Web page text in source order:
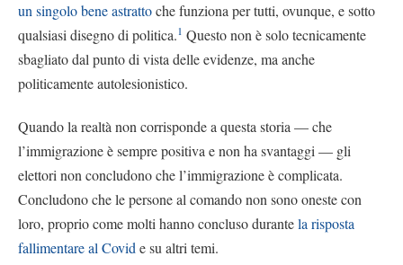
un singolo bene astrattoche funziona per tutti, ovunque, e sotto
qualsiasi disegno di politica.1 Questo non è solo tecnicamente
sbagliato dal punto di vista delle evidenze, ma anche
politicamente autolesionistico.
Quando la realtà non corrisponde a questa storia — che
l’immigrazione è sempre positiva e non ha svantaggi — gli
elettori non concludono che l’immigrazione è complicata.
Concludono che le persone al comando non sono oneste con
loro, proprio come molti hanno concluso durantela risposta
fallimentare al Covid e su altri temi.